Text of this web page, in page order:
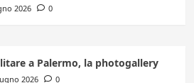
2026 0
a Palermo, la photogallery
2026 0